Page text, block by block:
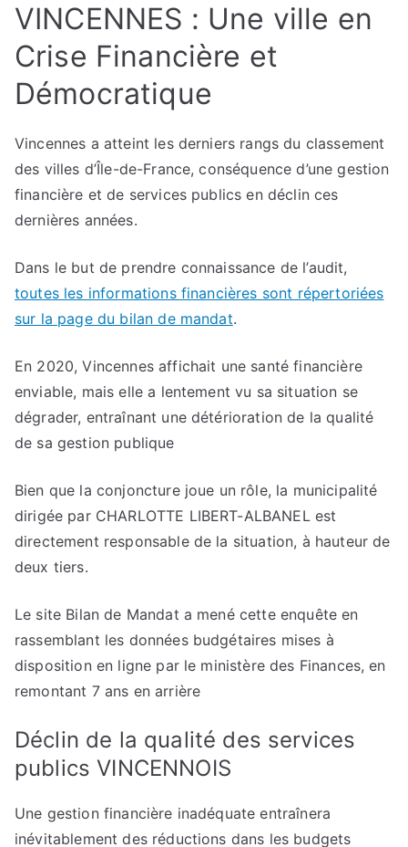
VINCENNES : Une ville en
Crise Financière et
Démocratique
Vincennes a atteint les derniers rangs du classement
des villes d’Île-de-France, conséquence d’une gestion
financière et de services publics en déclin ces
dernières années.
Dans le but de prendre connaissance de l’audit,
toutes les informations financières sont répertoriées
sur la page du bilan de mandat.
En 2020, Vincennes affichait une santé financière
enviable, mais elle a lentement vu sa situation se
dégrader, entraînant une détérioration de la qualité
de sa gestion publique
Bien que la conjoncture joue un rôle, la municipalité
dirigée par CHARLOTTE LIBERT-ALBANEL est
directement responsable de la situation, à hauteur de
deux tiers.
Le site Bilan de Mandat a mené cette enquête en
rassemblant les données budgétaires mises à
disposition en ligne par le ministère des Finances, en
remontant 7 ans en arrière
Déclin de la qualité des services
publics VINCENNOIS
Une gestion financière inadéquate entraînera
inévitablement des réductions dans les budgets